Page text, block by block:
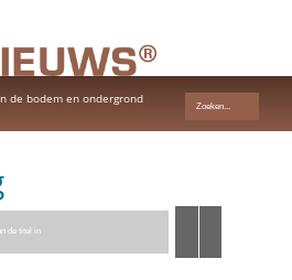
de bodem en ondergrond